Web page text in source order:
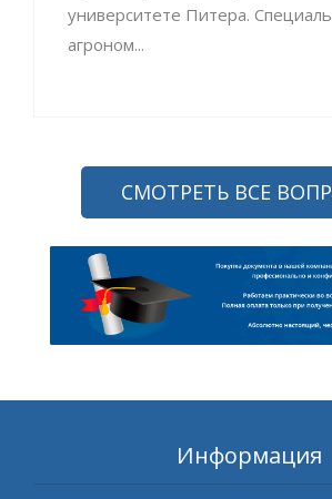
университете Питера.
агроном...
СМОТРЕТЬ ВСЕ
Информация